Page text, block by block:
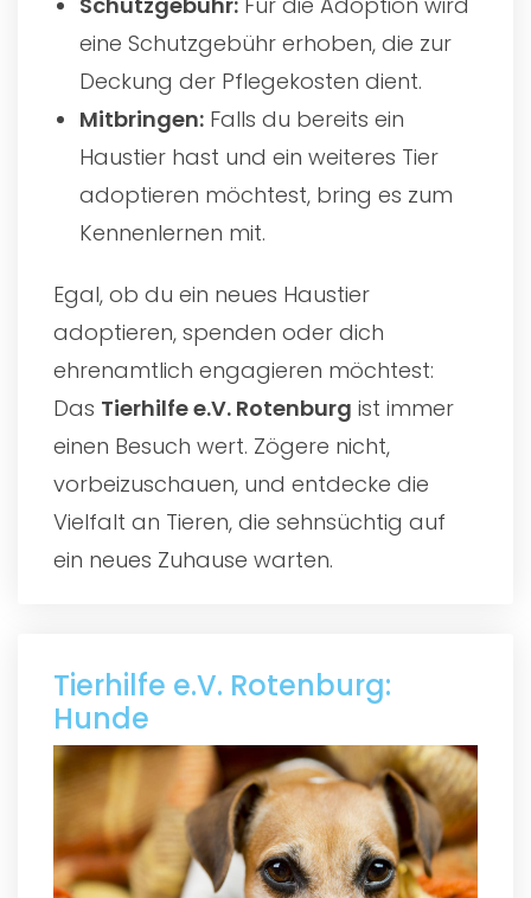
eine Schutzgebühr erhoben, die zur
Deckung der Pflegekosten dient.
Mitbringen: Falls du bereits ein
Haustier hast und ein weiteres Tier
adoptieren möchtest, bring es zum
Kennenlernen mit.
Egal, ob du ein neues Haustier
adoptieren, spenden oder dich
ehrenamtlich engagieren möchtest:
Das Tierhilfe e.V. Rotenburg ist immer
einen Besuch wert. Zögere nicht,
vorbeizuschauen, und entdecke die
Vielfalt an Tieren, die sehnsüchtig auf
ein neues Zuhause warten.
Tierhilfe e.V. Rotenburg:
Hunde